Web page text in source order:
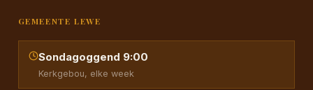
GEMEENTE LEWE
Sondagoggend 9:00
Kerkgebou, elke week